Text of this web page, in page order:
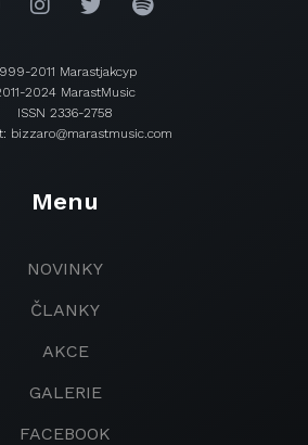
2011 Marastjakcyp
2024 MarastMusic
ISSN 2336-2758
bizzaro@marastmusic.com
Menu
NOVINKY
ČLANKY
AKCE
GALERIE
FACEBOOK